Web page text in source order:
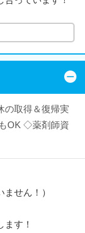
の取得＆復帰実
OK ◇薬剤師資
せん！）
す！